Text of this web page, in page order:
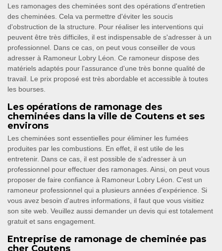
Les ramonages des cheminées sont des opérations d'entretien
des cheminées. Cela va permettre d'éviter les soucis
d'obstruction de la structure. Pour réaliser les interventions qui
peuvent être très difficiles, il est indispensable de s'adresser à un
professionnel. Dans ce cas, on peut vous conseiller de vous
adresser à Ramoneur Lobry Léon. Ce ramoneur dispose des
matériels adaptés pour l'assurance d'une très bonne qualité de
travail. Le prix proposé est très abordable et accessible à toutes
les bourses.
Les opérations de ramonage des
cheminées dans la ville de Coutens et ses
environs
Les cheminées sont essentielles pour éliminer les fumées
produites par les combustions. En effet, il est utile de les
entretenir. Dans ce cas, il est possible de s'adresser à un
professionnel pour effectuer des ramonages. Ainsi, on peut vous
proposer de faire confiance à Ramoneur Lobry Léon. C'est un
ramoneur professionnel qui a plusieurs années d'expérience. Si
vous avez besoin d'autres informations, il faut que vous visitiez
son site web. Veuillez aussi demander un devis qui est totalement
gratuit et sans engagement.
Entreprise de ramonage de cheminée pas
cher Coutens